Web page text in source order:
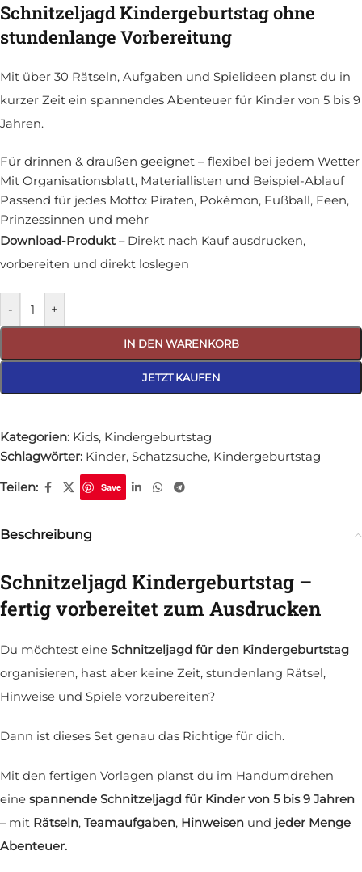
Schnitzeljagd Kindergeburtstag ohne
stundenlange Vorbereitung
Mit über 30 Rätseln, Aufgaben und Spielideen planst du in
kurzer Zeit ein spannendes Abenteuer für Kinder von 5 bis 9
Jahren.
Für drinnen & draußen geeignet – flexibel bei jedem Wetter
Mit Organisationsblatt, Materiallisten und Beispiel-Ablauf
Passend für jedes Motto: Piraten, Pokémon, Fußball, Feen,
Prinzessinnen und mehr
Download-Produkt – Direkt nach Kauf ausdrucken,
vorbereiten und direkt loslegen
- +
IN DEN WARENKORB
JETZT KAUFEN
Kategorien: Kids, Kindergeburtstag
Schlagwörter: Kinder, Schatzsuche, Kindergeburtstag
Teilen:
Save
Beschreibung
Schnitzeljagd Kindergeburtstag –
fertig vorbereitet zum Ausdrucken
Du möchtest eine Schnitzeljagd für den Kindergeburtstag
organisieren, hast aber keine Zeit, stundenlang Rätsel,
Hinweise und Spiele vorzubereiten?
Dann ist dieses Set genau das Richtige für dich.
Mit den fertigen Vorlagen planst du im Handumdrehen
eine spannende Schnitzeljagd für Kinder von 5 bis 9 Jahren
– mit Rätseln, Teamaufgaben, Hinweisen und jeder Menge
Abenteuer.